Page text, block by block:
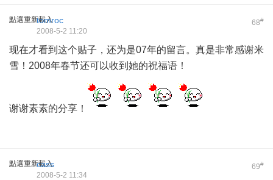
點選重新載入 68#
tomroc
2008-5-2 11:20
现在才看到这个贴子，还为是07年的留言。真是非常感谢米
雪！2008年春节还可以收到她的祝福语！
谢谢素素的分享！
點選重新載入 69#
cass
2008-5-2 11:34